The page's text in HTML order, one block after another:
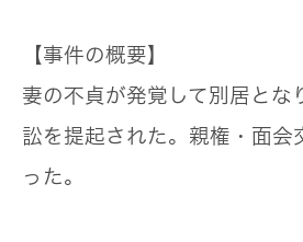
【事件の概要】
妻の不貞が発覚して別居とな
訟を提起された。親権・面会
った。